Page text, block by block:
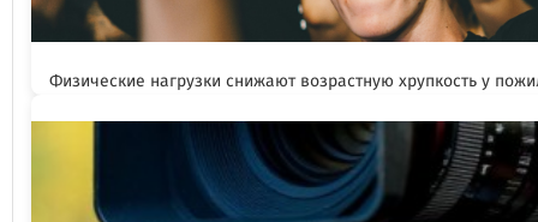
Физические нагрузки снижают возрастную хрупкость у